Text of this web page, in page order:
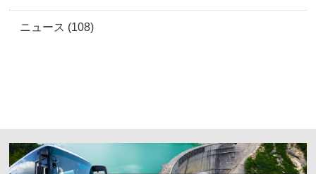
ニュース (108)